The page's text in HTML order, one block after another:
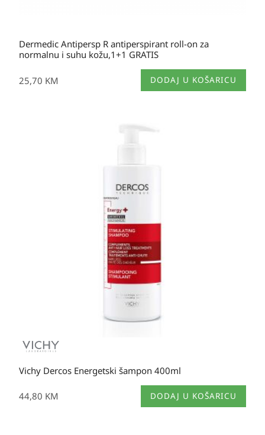
Dermedic Antipersp R antiperspirant roll-on za
normalnu i suhu kožu,1+1 GRATIS
25,70 KM DODAJ U KOŠARICU
Vichy Dercos Energetski šampon 400ml
44,80 KM DODAJ U KOŠARICU